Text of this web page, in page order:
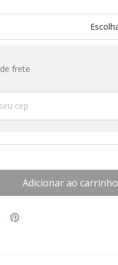
frete
Adicionar ao carrinho